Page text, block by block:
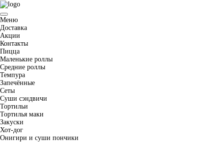
Меню
Доставка
Акции
Контакты
Пицца
Маленькие роллы
Средние роллы
Темпура
Запечённые
Сеты
Суши сэндвичи
Тортильи
Тортилья маки
Закуски
Хот-дог
Онигири и суши пончики